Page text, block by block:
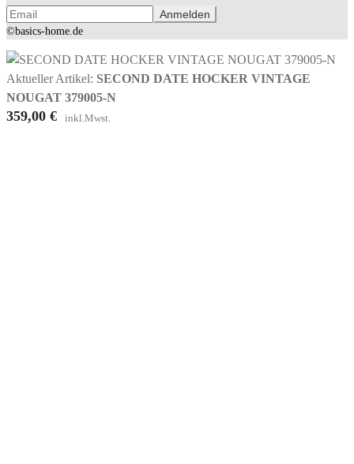
©basics-home.de
Aktueller Artikel: SECOND DATE HOCKER VINTAGE
NOUGAT 379005-N
359,00 € inkl.Mwst.